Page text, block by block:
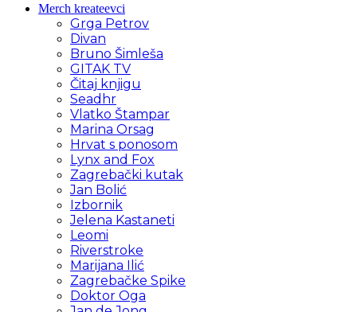
Merch kreateevci
Grga Petrov
Divan
Bruno Šimleša
GITAK TV
Čitaj knjigu
Seadhr
Vlatko Štampar
Marina Orsag
Hrvat s ponosom
Lynx and Fox
Zagrebački kutak
Jan Bolić
Izbornik
Jelena Kastaneti
Leomi
Riverstroke
Marijana Ilić
Zagrebačke Spike
Doktor Oga